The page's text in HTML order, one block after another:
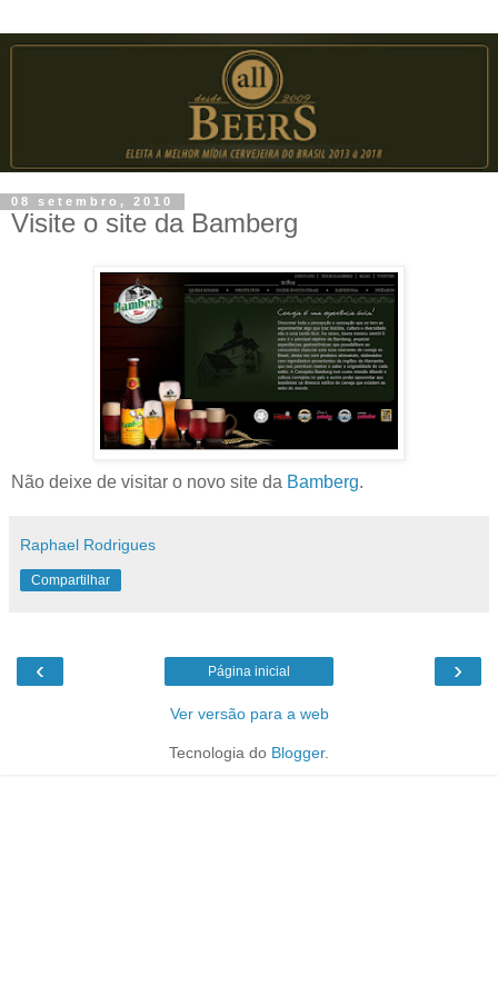
08 setembro, 2010
Visite o site da Bamberg
Não deixe de visitar o novo site da Bamberg.
Raphael Rodrigues
Compartilhar
‹ ›
Página inicial
Ver versão para a web
Tecnologia do Blogger.